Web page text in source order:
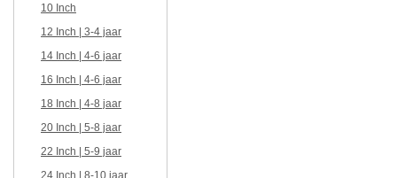
10 Inch
12 Inch | 3-4 jaar
14 Inch | 4-6 jaar
16 Inch | 4-6 jaar
18 Inch | 4-8 jaar
20 Inch | 5-8 jaar
22 Inch | 5-9 jaar
24 Inch | 8-10 jaar